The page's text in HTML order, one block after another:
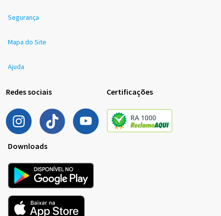
Segurança
Mapa do Site
Ajuda
Redes sociais Certificações
Downloads